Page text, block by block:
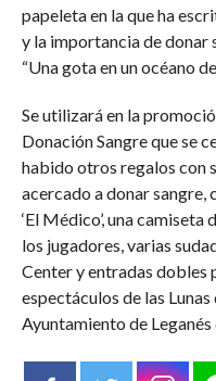
papeleta en la que ha
y la importancia de donar
“Una gota en un océano
Se utilizará en la
Donación Sangre que se
habido otros regalos con
acercado a donar sangre,
‘El Médico’, una
los jugadores, varias
Center y entradas dobles
espectáculos de las
Ayuntamiento de